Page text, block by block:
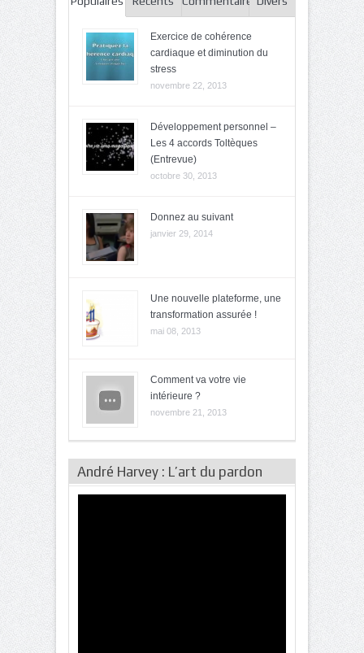
Exercice de cohérence
cardiaque et diminution du
stress
novembre 22, 2013
Développement personnel –
Les 4 accords Toltèques
(Entrevue)
octobre 30, 2013
Donnez au suivant
janvier 29, 2014
Une nouvelle plateforme, une
transformation assurée !
mai 08, 2013
Comment va votre vie
intérieure ?
novembre 21, 2013
André Harvey : L’art du pardon